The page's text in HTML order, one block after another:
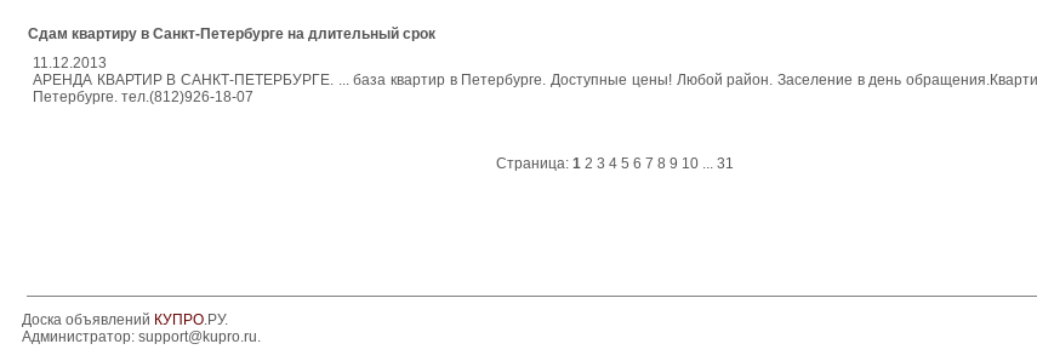
Сдам квартиру в Санкт-Петербурге на длительный срок
11.12.2013
АРЕНДА КВАРТИР В САНКТ-ПЕТЕРБУРГЕ. ... база квартир в Петербурге. Доступные цены! Любой район. Заселение в день
Петербурге. тел.(812)926-18-07
Страница: 1 2 3 4 5 6 7 8 9 10... 31
Доска объявлений КУПРО.РУ.
Администратор: support@kupro.ru.